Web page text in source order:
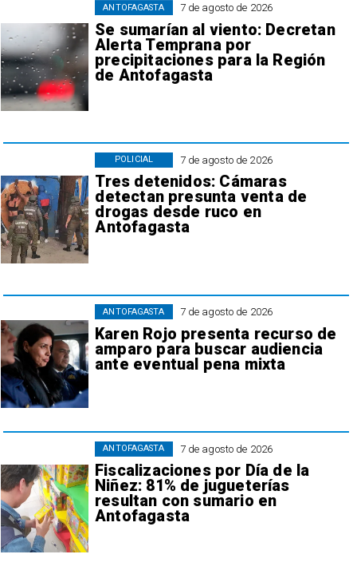
7 de agosto de 2026
Se sumarían al viento: Decretan
Alerta Temprana por
precipitaciones para la Región
de Antofagasta
ANTOFAGASTA
7 de agosto de 2026
Tres detenidos: Cámaras
detectan presunta venta de
drogas desde ruco en
Antofagasta
POLICIAL
7 de agosto de 2026
Karen Rojo presenta recurso de
amparo para buscar audiencia
ante eventual pena mixta
ANTOFAGASTA
7 de agosto de 2026
Fiscalizaciones por Día de la
Niñez: 81% de jugueterías
resultan con sumario en
Antofagasta
ANTOFAGASTA